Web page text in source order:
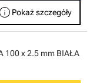
info Pokaż szczegóły
100 x 2.5 mm BIAŁA